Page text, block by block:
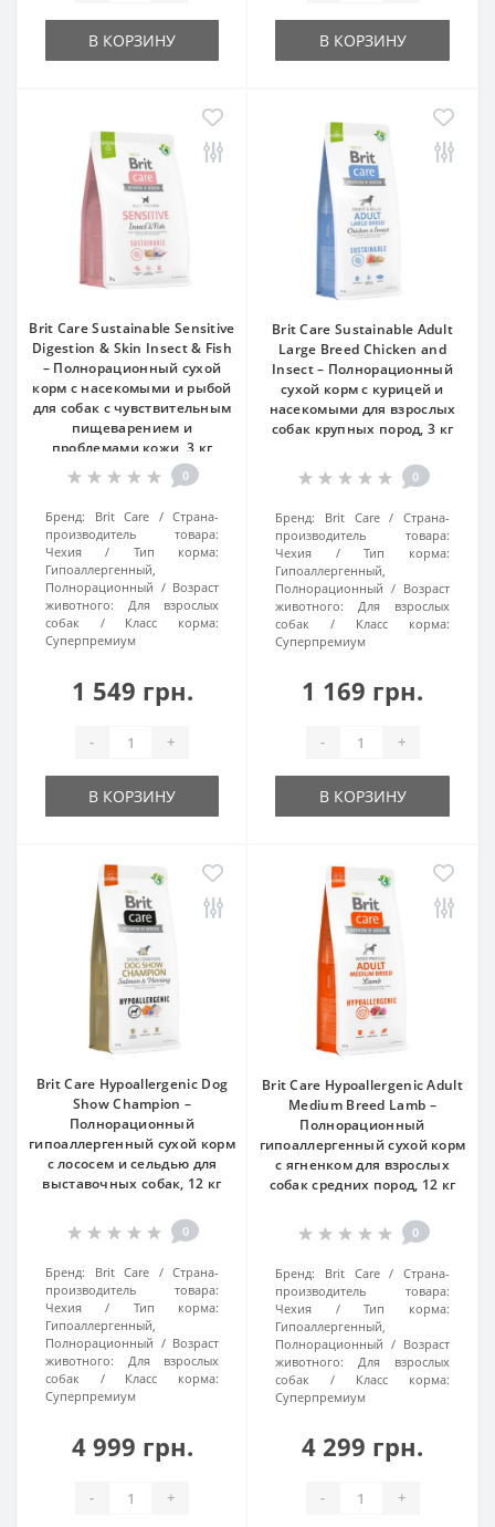
В КОРЗИНУ В КОРЗИНУ
Brit Care Sustainable Sensitive
Digestion & Skin Insect & Fish
– Полнорационный сухой
корм с насекомыми и рыбой
для собак с чувствительным
пищеварением и
проблемами кожи, 3 кг
0
Бренд: Brit Care
Страна-
производитель товара:
Чехия
Тип корма:
Гипоаллергенный,
Полнорационный
Возраст
животного:
Для взрослых
собак
Класс корма:
Суперпремиум
1 549 грн.
- +
В КОРЗИНУ
Brit Care Sustainable Adult
Large Breed Chicken and
Insect – Полнорационный
сухой корм с курицей и
насекомыми для взрослых
собак крупных пород, 3 кг
0
Бренд: Brit Care
Страна-
производитель товара:
Чехия
Тип корма:
Гипоаллергенный,
Полнорационный
Возраст
животного:
Для взрослых
собак
Класс корма:
Суперпремиум
1 169 грн.
- +
В КОРЗИНУ
Brit Care Hypoallergenic Dog
Show Champion –
Полнорационный
гипоаллергенный сухой корм
с лососем и сельдью для
выставочных собак, 12 кг
0
Бренд: Brit Care
Страна-
производитель товара:
Чехия
Тип корма:
Гипоаллергенный,
Полнорационный
Возраст
животного:
Для взрослых
собак
Класс корма:
Суперпремиум
4 999 грн.
- +
Brit Care Hypoallergenic Adult
Medium Breed Lamb –
Полнорационный
гипоаллергенный сухой корм
с ягненком для взрослых
собак средних пород, 12 кг
0
Бренд: Brit Care
Страна-
производитель товара:
Чехия
Тип корма:
Гипоаллергенный,
Полнорационный
Возраст
животного:
Для взрослых
собак
Класс корма:
Суперпремиум
4 299 грн.
- +